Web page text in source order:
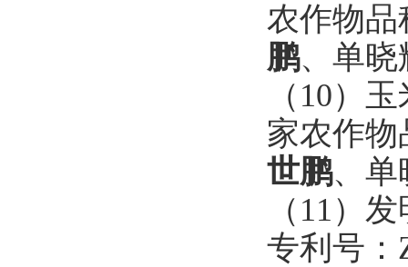
农作物品
鹏、单晓
（10） 玉
家农作
世鹏、单
（11） 发
专利号：